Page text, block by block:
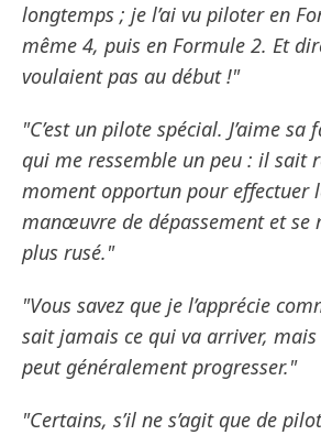
longtemps ; je l’ai vu piloter en
même 4, puis en Formule 2. Et
voulaient pas au début !"
"C’est un pilote spécial. J’aime sa
qui me ressemble un peu : il sait
moment opportun pour effectuer
manœuvre de dépassement et se
plus rusé."
"Vous savez que je l’apprécie
sait jamais ce qui va arriver,
peut généralement progresser."
"Certains, s’il ne s’agit que de